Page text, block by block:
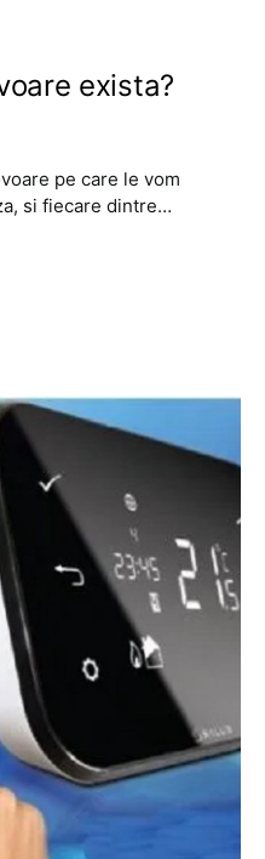
exista?
pe care le vom
si fiecare dintre…